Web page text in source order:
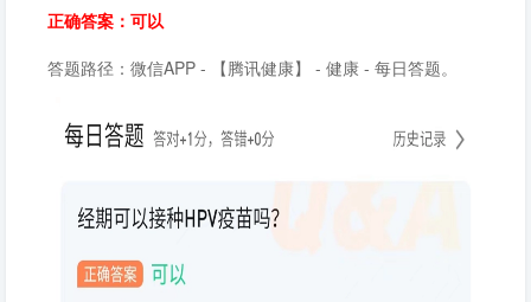
正确答案：可以
答题路径：微信APP - 【腾讯健康】 - 健康 - 每日答题。